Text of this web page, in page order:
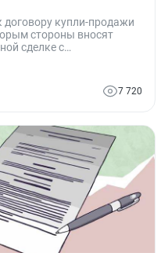
договору купли-продажи
стороны вносят
сделке с
РФ).
7 720